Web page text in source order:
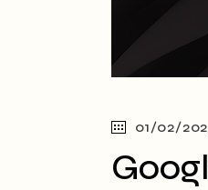
01/02/